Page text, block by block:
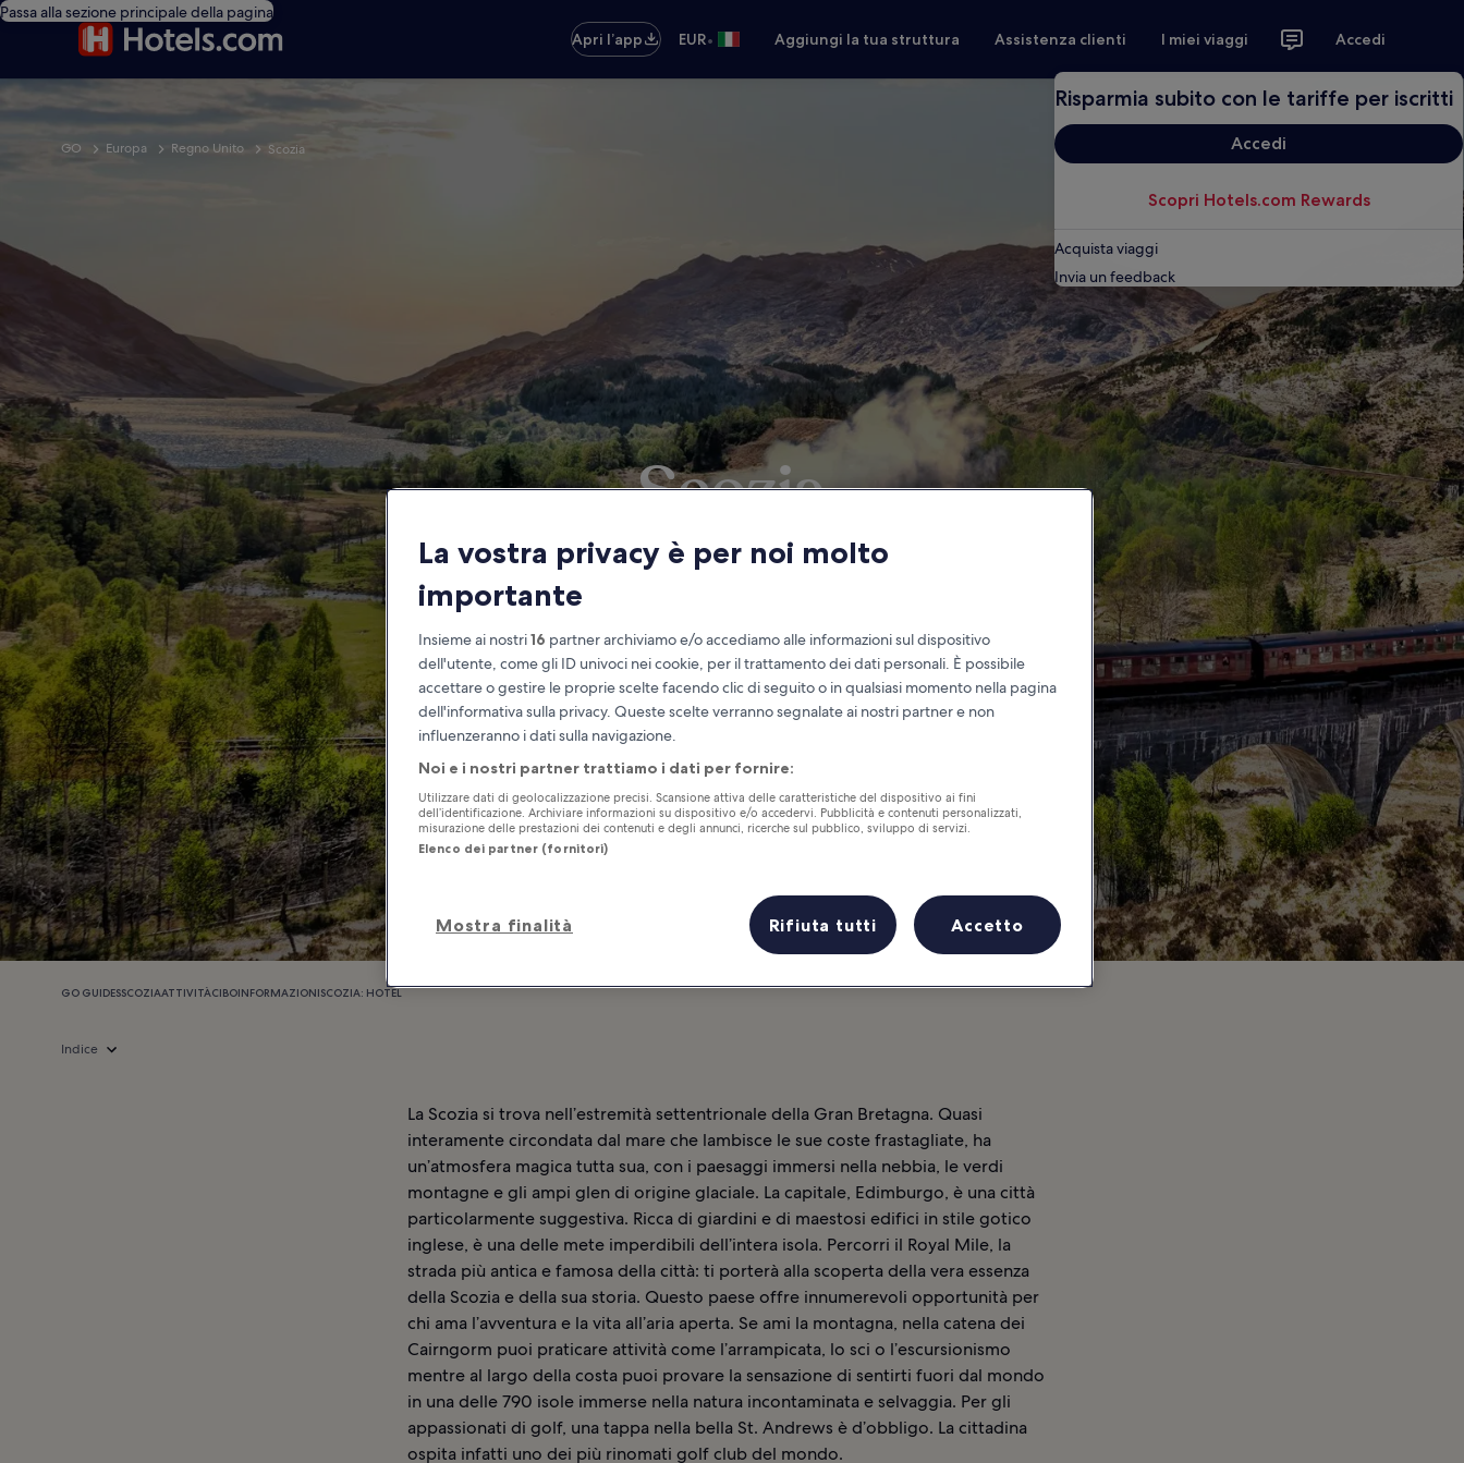
Passa alla sezione principale della pagina
Apri l’app
EUR• Aggiungi la tua struttura Assistenza clienti I miei viaggi Accedi
Risparmia subito con le tariffe per iscritti
Accedi
Scopri Hotels.com Rewards
Acquista viaggi
Invia un feedback
GO Europa Regno Unito Scozia
Scozia
Cose da sapere prima di partire
GO GUIDESSCOZIAATTIVITÀCIBOINFORMAZIONISCOZIA: HOTEL
Indice
La Scozia si trova nell’estremità settentrionale della Gran Bretagna. Quasi
interamente circondata dal mare che lambisce le sue coste frastagliate, ha
un’atmosfera magica tutta sua, con i paesaggi immersi nella nebbia, le verdi
montagne e gli ampi glen di origine glaciale. La capitale, Edimburgo, è una città
particolarmente suggestiva. Ricca di giardini e di maestosi edifici in stile gotico
inglese, è una delle mete imperdibili dell’intera isola. Percorri il Royal Mile, la
strada più antica e famosa della città: ti porterà alla scoperta della vera essenza
della Scozia e della sua storia. Questo paese offre innumerevoli opportunità per
chi ama l’avventura e la vita all’aria aperta. Se ami la montagna, nella catena dei
Cairngorm puoi praticare attività come l’arrampicata, lo sci o l’escursionismo
mentre al largo della costa puoi provare la sensazione di sentirti fuori dal mondo
in una delle 790 isole immerse nella natura incontaminata e selvaggia. Per gli
appassionati di golf, una tappa nella bella St. Andrews è d’obbligo. La cittadina
ospita infatti uno dei più rinomati golf club del mondo.
La vostra privacy è per noi molto
importante
Insieme ai nostri16 partner archiviamo e/o accediamo alle informazioni sul dispositivo
dell'utente, come gli ID univoci nei cookie, per il trattamento dei dati personali. È possibile
accettare o gestire le proprie scelte facendo clic di seguito o in qualsiasi momento nella pagina
dell'informativa sulla privacy. Queste scelte verranno segnalate ai nostri partner e non
influenzeranno i dati sulla navigazione.
Noi e i nostri partner trattiamo i dati per fornire:
Utilizzare dati di geolocalizzazione precisi. Scansione attiva delle caratteristiche del dispositivo ai fini
dell’identificazione. Archiviare informazioni su dispositivo e/o accedervi. Pubblicità e contenuti personalizzati,
misurazione delle prestazioni dei contenuti e degli annunci, ricerche sul pubblico, sviluppo di servizi.
Elenco dei partner (fornitori)
Mostra finalità Rifiuta tutti Accetto